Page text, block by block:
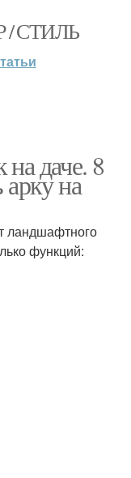
/ СТИЛЬ
даче. 8
арку на
ландшафтного
функций: